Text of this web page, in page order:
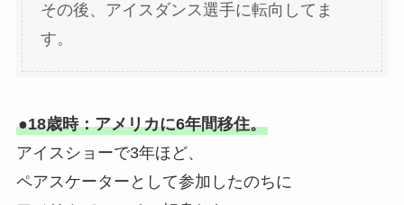
その後、アイスダンス選手に転向してま
す。
●18歳時：アメリカに6年間移住。
アイスショーで3年ほど、
ペアスケーターとして参加したのちに